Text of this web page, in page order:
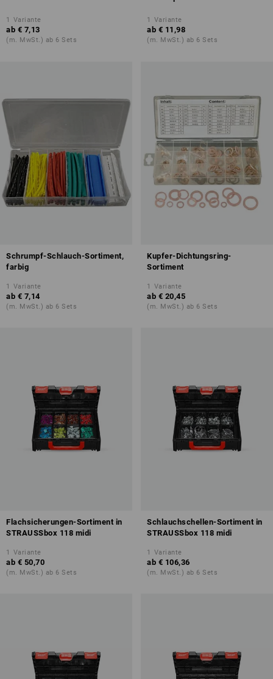
1 Variante
ab € 7,13
(m. MwSt.) ab 6 Sets
1 Variante
ab € 11,98
(m. MwSt.) ab 6 Sets
Schrumpf-Schlauch-Sortiment,
farbig
1 Variante
ab € 7,14
(m. MwSt.) ab 6 Sets
Kupfer-Dichtungsring-
Sortiment
1 Variante
ab € 20,45
(m. MwSt.) ab 6 Sets
Flachsicherungen-Sortiment in
STRAUSSbox 118 midi
1 Variante
ab € 50,70
(m. MwSt.) ab 6 Sets
Schlauchschellen-Sortiment in
STRAUSSbox 118 midi
1 Variante
ab € 106,36
(m. MwSt.) ab 6 Sets